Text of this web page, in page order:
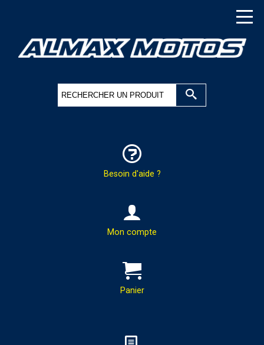
Besoin d'aide ?
HOTLINE & COMMANDES
PAR TÉLÉPHONE :
PAR MAIL :
Contactez-nous pour toutes
demandes de renseignements
Mon compte
Panier